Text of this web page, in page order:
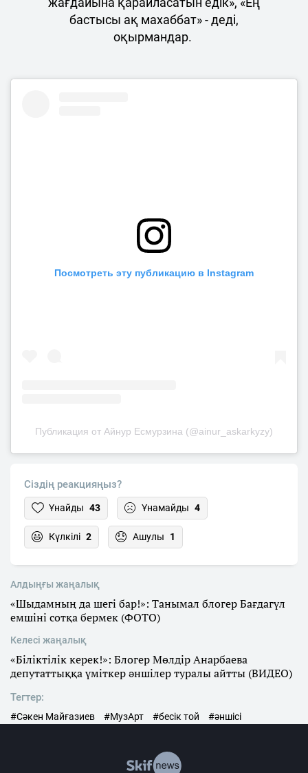
бастысы ақ махаббат» - деді,
оқырмандар.
Посмотреть эту публикацию в Instagram
Публикация от Айнур Есмурзина (@ainur_askarkyzy)
Сіздің реакцияңыз?
Ұнайды 43 Ұнамайды 4
Күлкілі 2 Ашулы 1
Алдыңғы жаңалық
«Шыдамның да шегі бар!»: Танымал блогер Бағдагүл
емшіні сотқа бермек (ФОТО)
Келесі жаңалық
«Біліктілік керек!»: Блогер Мөлдір Анарбаева
депутаттыққа үміткер әншілер туралы айтты (ВИДЕО)
Тегтер:
#Сәкен Майғазиев #МузАрт #бесік той #әншісі